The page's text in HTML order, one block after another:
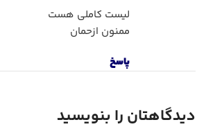
لیست کاملی هست
ممنون ازحمان
پاسخ
دیدگاهتان را بنویسید